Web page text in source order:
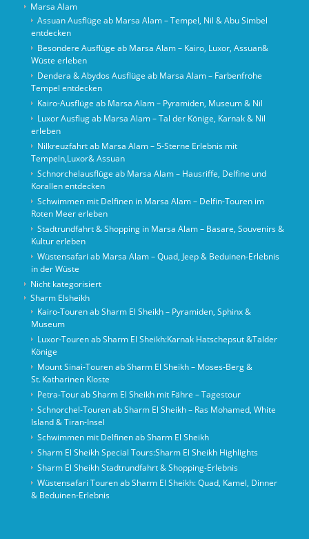
Marsa Alam
Assuan Ausflüge ab Marsa Alam – Tempel, Nil & Abu Simbel
entdecken
Besondere Ausflüge ab Marsa Alam – Kairo, Luxor, Assuan&
Wüste erleben
Dendera & Abydos Ausflüge ab Marsa Alam – Farbenfrohe
Tempel entdecken
Kairo-Ausflüge ab Marsa Alam – Pyramiden, Museum & Nil
Luxor Ausflug ab Marsa Alam – Tal der Könige, Karnak & Nil
erleben
Nilkreuzfahrt ab Marsa Alam – 5-Sterne Erlebnis mit
Tempeln,Luxor& Assuan
Schnorchelausflüge ab Marsa Alam – Hausriffe, Delfine und
Korallen entdecken
Schwimmen mit Delfinen in Marsa Alam – Delfin-Touren im
Roten Meer erleben
Stadtrundfahrt & Shopping in Marsa Alam – Basare, Souvenirs &
Kultur erleben
Wüstensafari ab Marsa Alam – Quad, Jeep & Beduinen-Erlebnis
in der Wüste
Nicht kategorisiert
Sharm Elsheikh
Kairo‑Touren ab Sharm El Sheikh – Pyramiden, Sphinx &
Museum
Luxor-Touren ab Sharm El Sheikh:Karnak Hatschepsut &Talder
Könige
Mount Sinai‑Touren ab Sharm El Sheikh – Moses‑Berg &
St. Katharinen Kloste
Petra-Tour ab Sharm El Sheikh mit Fähre – Tagestour
Schnorchel‑Touren ab Sharm El Sheikh – Ras Mohamed, White
Island & Tiran‑Insel
Schwimmen mit Delfinen ab Sharm El Sheikh
Sharm El Sheikh Special Tours:Sharm El Sheikh Highlights
Sharm El Sheikh Stadtrundfahrt & Shopping-Erlebnis
Wüstensafari Touren ab Sharm El Sheikh: Quad, Kamel, Dinner
& Beduinen‑Erlebnis